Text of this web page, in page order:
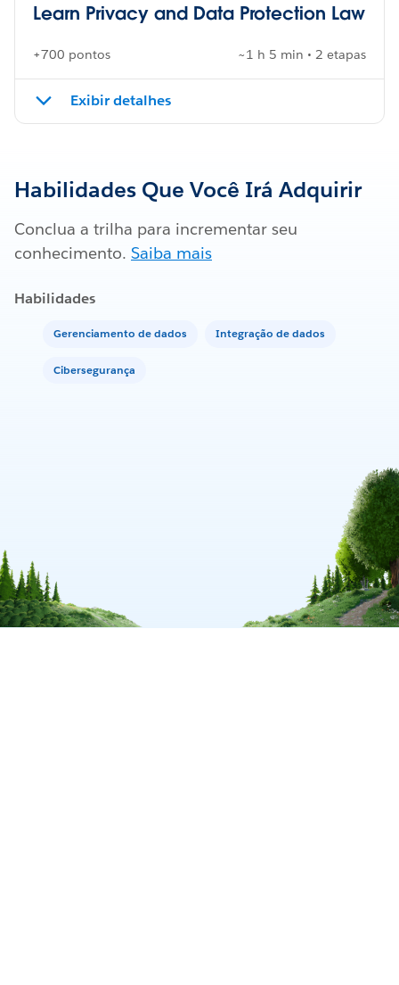
Learn Privacy and Data Protection Law
+700 pontos ~1 h 5 min • 2 etapas
Exibir detalhes
Habilidades Que Você Irá Adquirir
Conclua a trilha para incrementar seu
conhecimento. Saiba mais
Habilidades
Gerenciamento de dados Integração de dados
Cibersegurança